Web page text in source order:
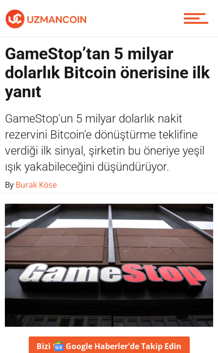
Yazarlardan
Piyasa
Contact / İletişim
GameStop’tan 5 milyar
dolarlık Bitcoin önerisine ilk
yanıt
GameStop'un 5 milyar dolarlık nakit
rezervini Bitcoin'e dönüştürme teklifine
verdiği ilk sinyal, şirketin bu öneriye yeşil
ışık yakabileceğini düşündürüyor.
By Burak Köse
Bizi Google Haberler'deTakip Edin